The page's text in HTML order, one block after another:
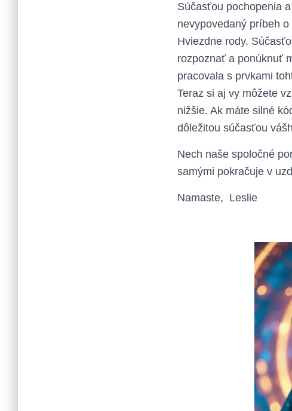
Súčasťou pochopenia
nevypovedaný príbeh
Hviezdne rody.
rozpoznať a ponúknuť
pracovala s prvkami
Teraz si aj vy môžete
nižšie. Ak máte silné
dôležitou súčasťou
Nech naše spoločné
samými pokračuje v
Namaste, Leslie